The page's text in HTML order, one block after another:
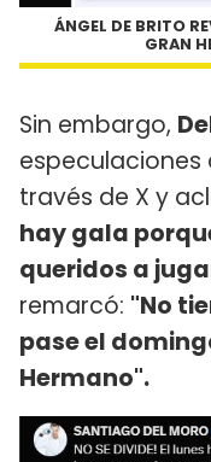
ÁNGEL DE BRITO
GRAN
Sin embargo,
través de X y
hay gala
queridos a
remarcó: "No
pase el
Hermano".